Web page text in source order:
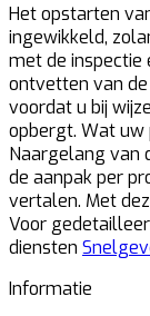
Het opstarten
ingewikkeld,
met de inspectie
ontvetten van
voordat u bij
opbergt. Wat
Naargelang van
de aanpak per
vertalen. Met
Voor
diensten
Informatie